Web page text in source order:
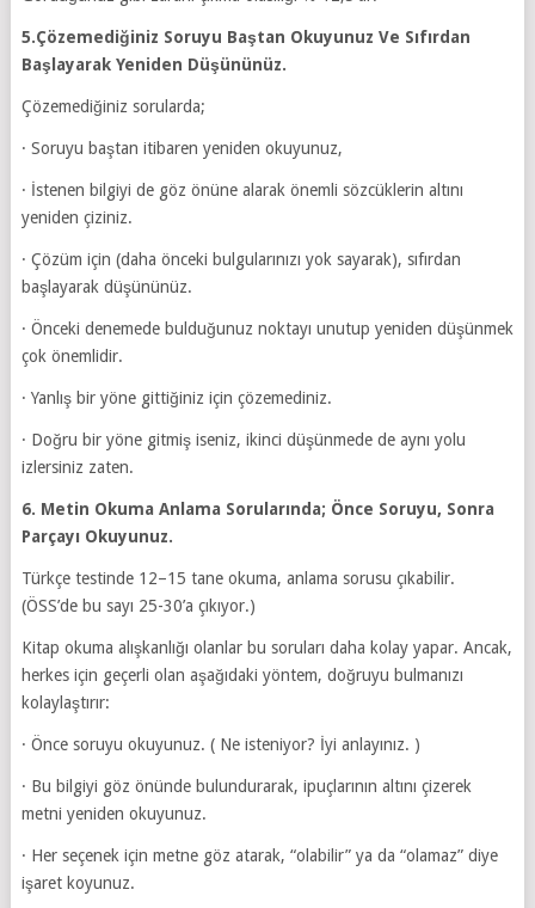
5.Çözemediğiniz Soruyu Baştan Okuyunuz Ve Sıfırdan
Başlayarak Yeniden Düşününüz.
Çözemediğiniz sorularda;
· Soruyu baştan itibaren yeniden okuyunuz,
· İstenen bilgiyi de göz önüne alarak önemli sözcüklerin altını
yeniden çiziniz.
· Çözüm için (daha önceki bulgularınızı yok sayarak), sıfırdan
başlayarak düşününüz.
· Önceki denemede bulduğunuz noktayı unutup yeniden düşünmek
çok önemlidir.
· Yanlış bir yöne gittiğiniz için çözemediniz.
· Doğru bir yöne gitmiş iseniz, ikinci düşünmede de aynı yolu
izlersiniz zaten.
6. Metin Okuma Anlama Sorularında; Önce Soruyu, Sonra
Parçayı Okuyunuz.
Türkçe testinde 12–15 tane okuma, anlama sorusu çıkabilir.
(ÖSS’de bu sayı 25-30’a çıkıyor.)
Kitap okuma alışkanlığı olanlar bu soruları daha kolay yapar. Ancak,
herkes için geçerli olan aşağıdaki yöntem, doğruyu bulmanızı
kolaylaştırır:
· Önce soruyu okuyunuz. ( Ne isteniyor? İyi anlayınız. )
· Bu bilgiyi göz önünde bulundurarak, ipuçlarının altını çizerek
metni yeniden okuyunuz.
· Her seçenek için metne göz atarak, “olabilir” ya da “olamaz” diye
işaret koyunuz.